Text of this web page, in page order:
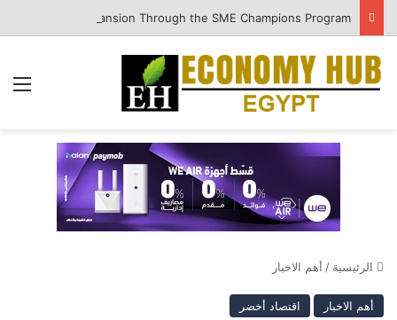
الرئيسية / أهم الاخبار
أهم الاخبار اقتصاد أخضر